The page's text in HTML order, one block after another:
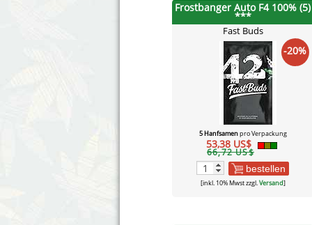
Frostbanger Auto F4 100% (5)
***
Fast Buds
-20%
5 Hanfsamenpro Verpackung
53,38 US$
66,72 US$
bestellen
[inkl. 10% Mwst zzgl.Versand]